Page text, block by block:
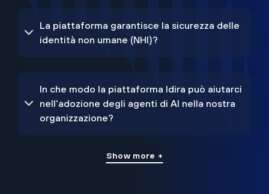
La piattaforma garantisce la sicurezza delle
identità non umane (NHI)?
In che modo la piattaforma Idira può aiutarci
nell'adozione degli agenti di AI nella nostra
organizzazione?
Show more +